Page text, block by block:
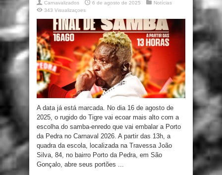
Carnavalizados 6 de agosto de 2025
Notícias
343 Visualizaçoes
A data já está marcada. No dia 16 de agosto de
2025, o rugido do Tigre vai ecoar mais alto com a
escolha do samba-enredo que vai embalar a Porto
da Pedra no Carnaval 2026. A partir das 13h, a
quadra da escola, localizada na Travessa João
Silva, 84, no bairro Porto da Pedra, em São
Gonçalo, abre seus portões ...